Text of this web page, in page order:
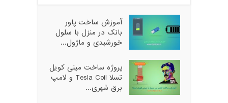
آموزش ساخت پاور
بانک در منزل با سلول
خورشیدی و ماژول...
پروژه ساخت مینی کویل
تسلا Tesla Coil و لامپ
برق شهری...